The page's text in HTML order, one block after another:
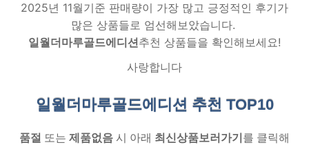
2025년 11월기준 판매량이 가장 많고 긍정적인 후기가
많은 상품들로 엄선해보았습니다.
일월더마루골드에디션추천 상품들을 확인해보세요!
사랑합니다
일월더마루골드에디션 추천 TOP10
품절 또는 제품없음 시 아래 최신상품보러가기 를 클릭해